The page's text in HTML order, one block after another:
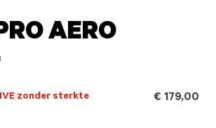
AERO
zonder sterkte € 179,00